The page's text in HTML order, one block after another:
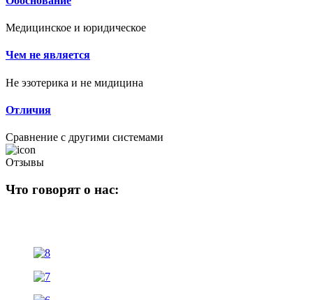
Медицинское и юридическое
Чем не является
Не эзотерика и не мидицина
Отличия
Сравнение с другими системами
Отзывы
Что говорят о нас: